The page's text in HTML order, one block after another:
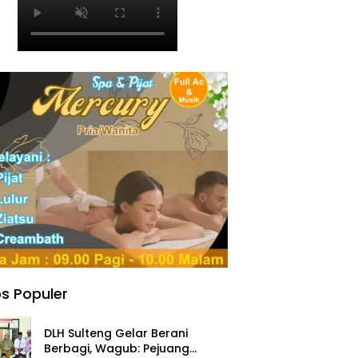
Populer
DLH Sulteng Gelar Berani
Berbagi, Wagub: Pejuang